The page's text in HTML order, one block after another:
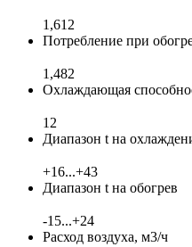
1,612
Потребление при
1,482
Охлаждающая
12
Диапазон t на
+16...+43
Диапазон t на обогрев
-15...+24
Расход воздуха, м3/ч